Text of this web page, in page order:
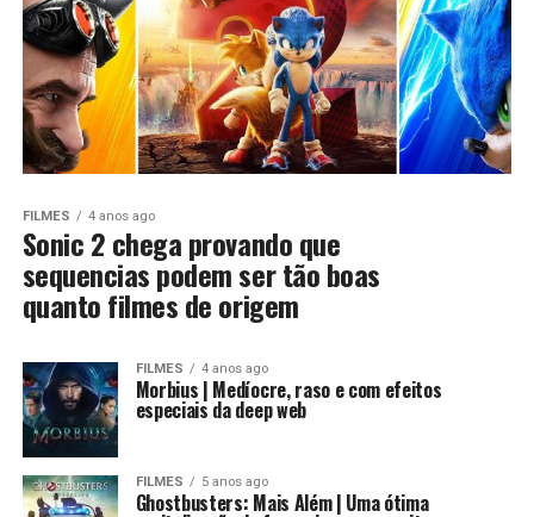
FILMES 4 anos ago
Sonic 2 chega provando que
sequencias podem ser tão boas
quanto filmes de origem
FILMES 4 anos ago
Morbius | Medíocre, raso e com efeitos
especiais da deep web
FILMES 5 anos ago
Ghostbusters: Mais Além | Uma ótima